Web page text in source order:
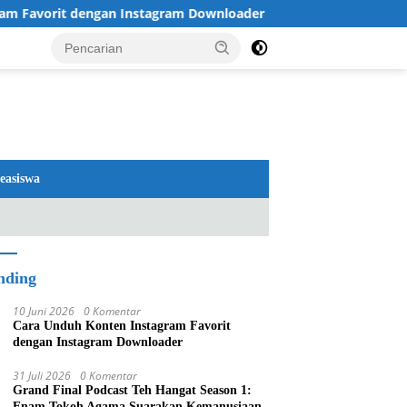
dengan Instagram Downloader
10 Juni 2026 0 Komentar
Cara Unduh Konten Instagram Favorit
dengan Instagram Downloader
31 Juli 2026 0 Komentar
Grand Final Podcast Teh Hangat Season 1: